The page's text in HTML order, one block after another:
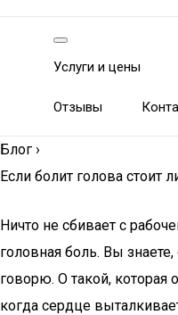
Услуги и цены
Отзывы
Блог ›
Если болит голова стоит
Ничто не сбивает с
головная боль. Вы
говорю. О такой, которая
когда сердце